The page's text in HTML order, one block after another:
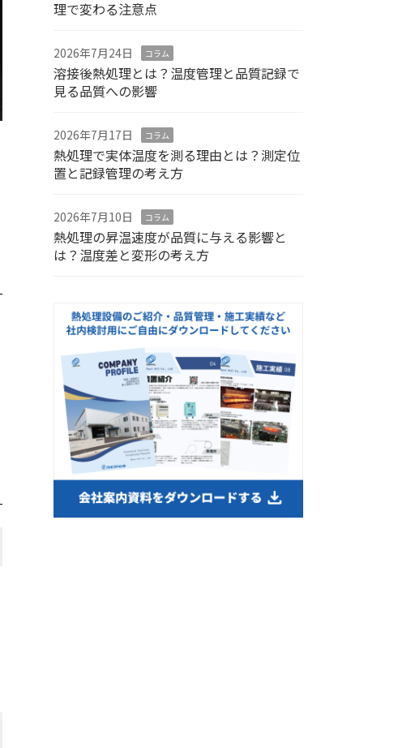
理で変わる注意点
2026年7月24日 コラム
溶接後熱処理とは？温度管理と品質記録で
見る品質への影響
2026年7月17日 コラム
熱処理で実体温度を測る理由とは？測定位
置と記録管理の考え方
2026年7月10日 コラム
熱処理の昇温速度が品質に与える影響と
は？温度差と変形の考え方